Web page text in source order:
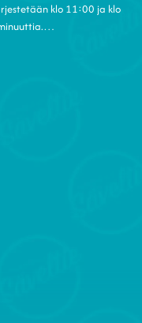
klo 11:00 ja klo